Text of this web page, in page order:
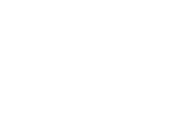
房东平台实测对比